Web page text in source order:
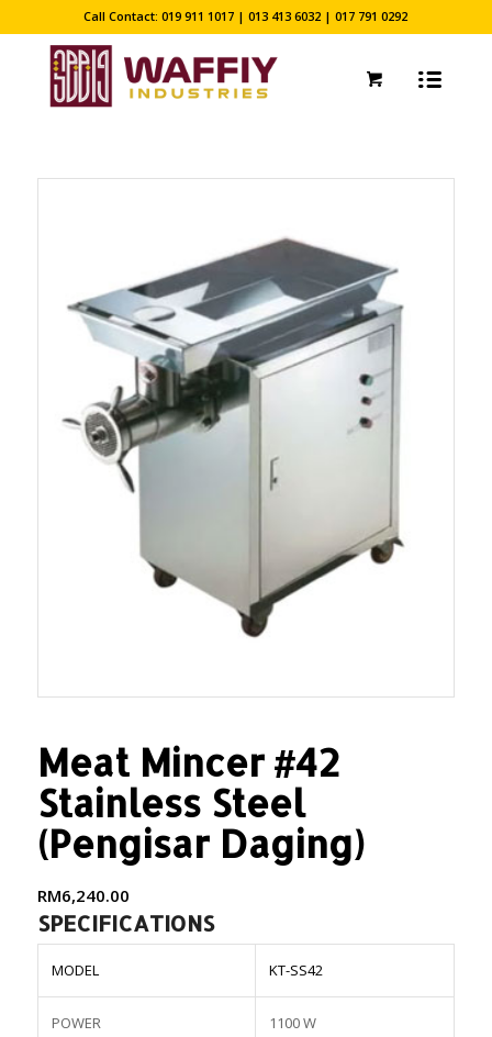
Call Contact: 019 911 1017 | 013 413 6032 | 017 791 0292
Meat Mincer #42
Stainless Steel
(Pengisar Daging)
RM6,240.00
SPECIFICATIONS
MODEL KT-SS42
POWER 1100 W